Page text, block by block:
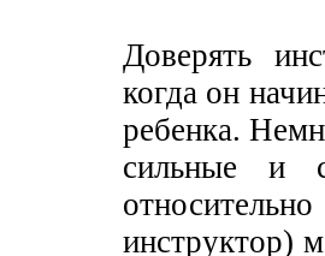
Доверять
когда он
ребенка.
сильные и
инструктор)